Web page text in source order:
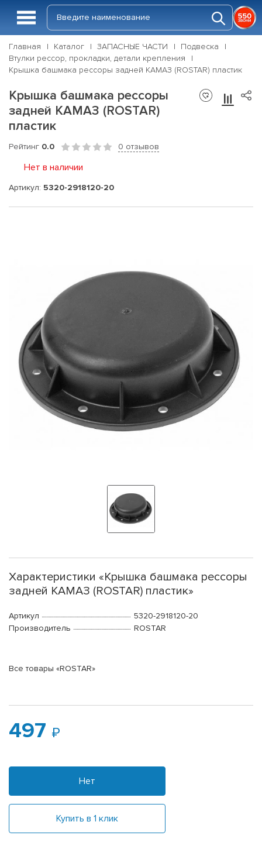
Главная Каталог ЗАПАСНЫЕ ЧАСТИ
Подвеска
Втулки рессор, прокладки, детали крепления
Крышка башмака рессоры задней КАМАЗ (ROSTAR) пластик
Крышка башмака рессоры
задней КАМАЗ (ROSTAR)
пластик
Рейтинг 0.0 0 отзывов
Нет в наличии
Артикул: 5320-2918120-20
Характеристики «Крышка башмака рессоры
задней КАМАЗ (ROSTAR) пластик»
Артикул
5320-2918120-20
Производитель
ROSTAR
Все товары «ROSTAR»
497
Нет
Купить в 1 клик